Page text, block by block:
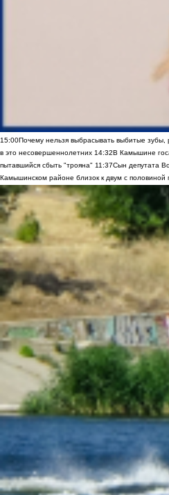
15:00Почему нельзя выбрасывать выбитые зубы,
в это несовершеннолетних 14:32В Камышине
пытавшийся сбыть "трояна" 11:37Сын депутата
Камышинском районе близок к двум с